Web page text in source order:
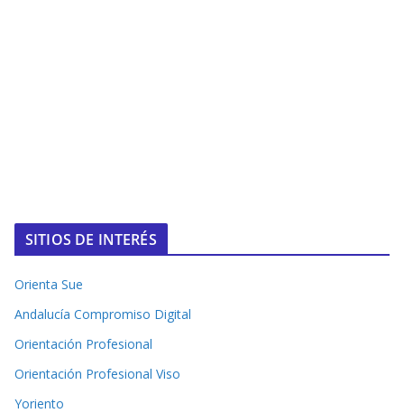
SITIOS DE INTERÉS
Orienta Sue
Andalucía Compromiso Digital
Orientación Profesional
Orientación Profesional Viso
Yoriento